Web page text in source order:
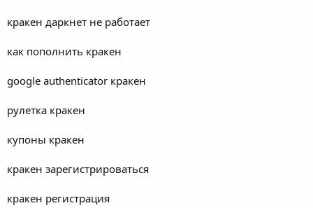
кракен даркнет не работает
как пополнить кракен
google authenticator кракен
рулетка кракен
купоны кракен
кракен зарегистрироваться
кракен регистрация